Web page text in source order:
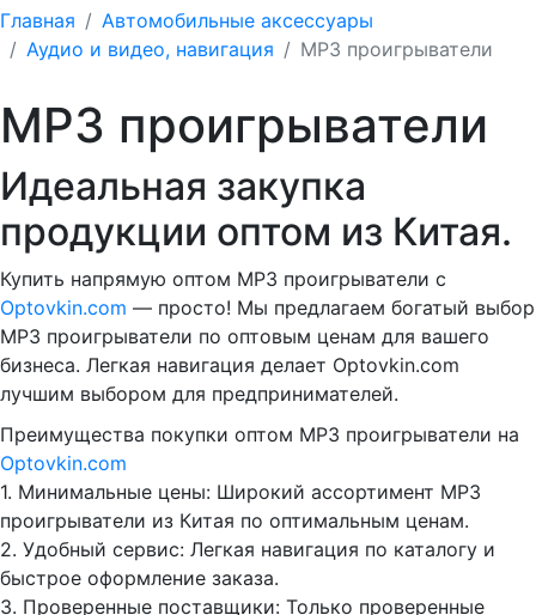
Главная
Автомобильные аксессуары
Аудио и видео, навигация
MP3 проигрыватели
MP3 проигрыватели
Идеальная закупка
продукции оптом из Китая.
Купить напрямую оптом MP3 проигрыватели с
Optovkin.com — просто! Мы предлагаем богатый выбор
MP3 проигрыватели по оптовым ценам для вашего
бизнеса. Легкая навигация делает Optovkin.com
лучшим выбором для предпринимателей.
Преимущества покупки оптом MP3 проигрыватели на
Optovkin.com
1.⁠ ⁠Минимальные цены: Широкий ассортимент MP3
проигрыватели из Китая по оптимальным ценам.
2.⁠ ⁠Удобный сервис: Легкая навигация по каталогу и
быстрое оформление заказа.
3.⁠ ⁠Проверенные поставщики: Только проверенные